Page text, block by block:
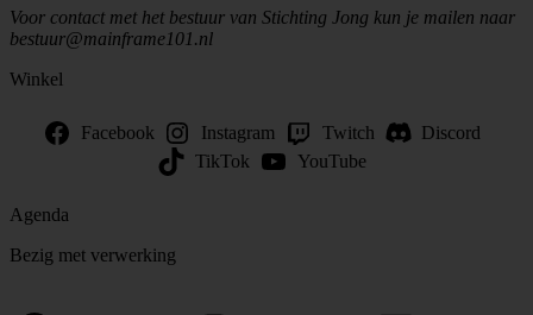
Voor contact met het bestuur van Stichting Jong kun je mailen naar
bestuur@mainframe101.nl
Winkel
Facebook Instagram Twitch
Discord
TikTok
YouTube
Agenda
Bezig met verwerking